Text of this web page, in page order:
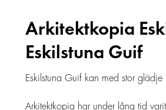
Arkitektkopia
Eskilstuna Guif
Eskilstuna Guif kan med stor
Arkitektkopia har under lång tid